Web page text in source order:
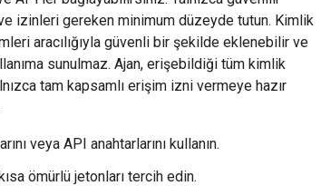
izinleri gereken minimum düzeyde tutun. Kimlik
aracılığıyla güvenli bir şekilde eklenebilir ve
sunulmaz. Ajan, erişebildiği tüm kimlik
tam kapsamlı erişim izni vermeye hazır
veya API anahtarlarını kullanın.
ömürlü jetonları tercih edin.